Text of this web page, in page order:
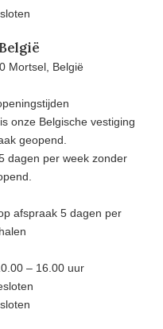
Mortsel, België
onze Belgische vestiging
geopend.
dagen per week zonder
afspraak 5 dagen per
– 16.00 uur